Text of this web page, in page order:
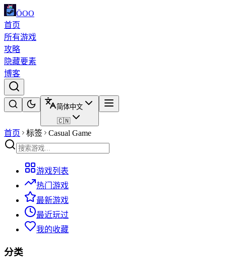
ÖOO
首页
所有游戏
攻略
隐藏要素
博客
简体中文
🇨🇳
首页 标签 Casual Game
游戏列表
热门游戏
最新游戏
最近玩过
我的收藏
分类